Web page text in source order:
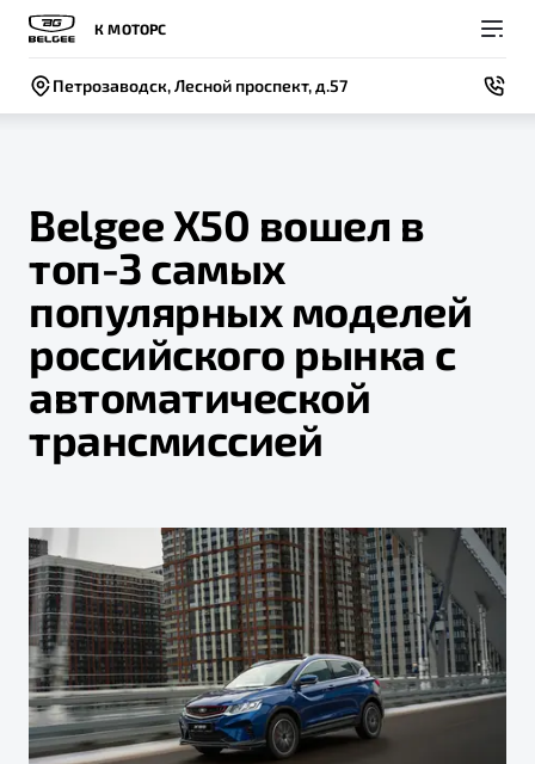
К МОТОРС
Петрозаводск, Лесной проспект, д.57
Модели
Новый
X50+
Яркий кроссовер
от 2 219 990 ₽*
Обзор В наличии
Покупателям
ВЫБОР И ПОКУПКА
Автомобили в наличии
Спецпредложения и Акции
Записаться на тест-драйв
Автокредит
Трейд-ин
Страхование
Расчет КАСКО
Владельцам
СЕРВИС
Записаться на сервис
Руководство по эксплуатации
Техническое обслуживание
ПОДДЕРЖКА
Гарантия Belgee
Belgee Линк
Belgee Клуб
Belgee Плюс
О компании
СОБЫТИЯ
Новости
Контакты
О бренде
О дилерском центре
Правовая информация
Belgee X50 вошел в
топ-3 самых
популярных моделей
российского рынка с
автоматической
трансмиссией